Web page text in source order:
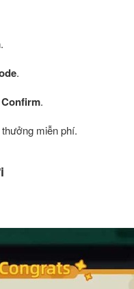
.
Confirm.
miễn phí.